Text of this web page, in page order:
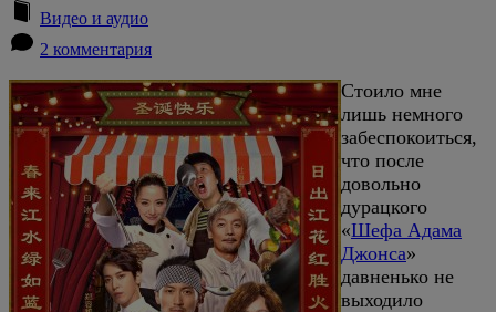
Видео и аудио
2 комментария
Стоило мне
лишь немного
забеспокоиться,
что после
довольно
дурацкого
«Шефа Адама
Джонса»
давненько не
выходило